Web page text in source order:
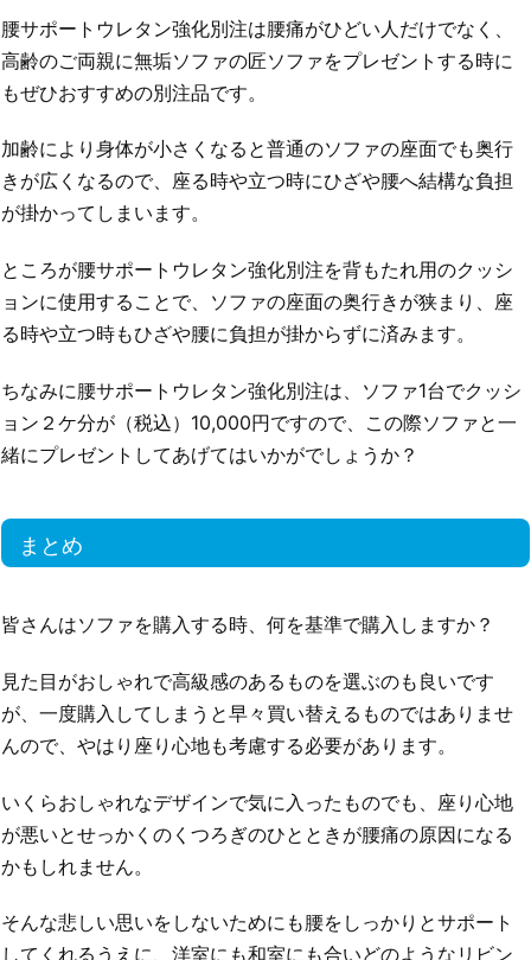
腰サポートウレタン強化別注は腰痛がひどい人だけでなく、
高齢のご両親に無垢ソファの匠ソファをプレゼントする時に
もぜひおすすめの別注品です。
加齢により身体が小さくなると普通のソファの座面でも奥行
きが広くなるので、座る時や立つ時にひざや腰へ結構な負担
が掛かってしまいます。
ところが腰サポートウレタン強化別注を背もたれ用のクッシ
ョンに使用することで、ソファの座面の奥行きが狭まり、座
る時や立つ時もひざや腰に負担が掛からずに済みます。
ちなみに腰サポートウレタン強化別注は、ソファ1台でクッシ
ョン２ケ分が（税込）10,000円ですので、この際ソファと一
緒にプレゼントしてあげてはいかがでしょうか？
まとめ
皆さんはソファを購入する時、何を基準で購入しますか？
見た目がおしゃれで高級感のあるものを選ぶのも良いです
が、一度購入してしまうと早々買い替えるものではありませ
んので、やはり座り心地も考慮する必要があります。
いくらおしゃれなデザインで気に入ったものでも、座り心地
が悪いとせっかくのくつろぎのひとときが腰痛の原因になる
かもしれません。
そんな悲しい思いをしないためにも腰をしっかりとサポート
してくれるうえに、洋室にも和室にも合いどのようなリビン